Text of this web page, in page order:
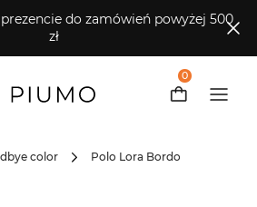
do zamówień powyżej 500
zł
0
color Polo Lora Bordo